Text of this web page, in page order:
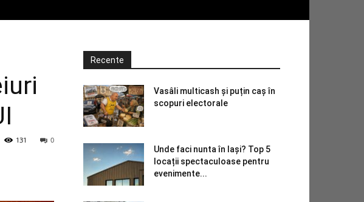
0
131
Recente
Vasâli multicash și puțin caș în
scopuri electorale
Unde faci nunta în Iași? Top 5
locații spectaculoase pentru
evenimente...